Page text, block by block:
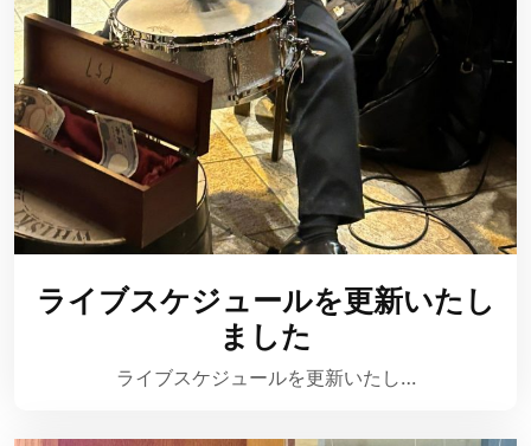
ライブスケジュールを更新いたし
ました
ライブスケジュールを更新いたし…